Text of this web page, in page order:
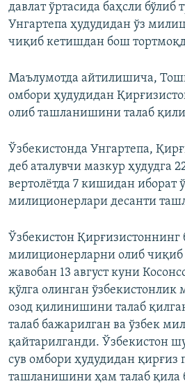
давлат ўртасида баҳсли бўлиб
Унгартепа ҳудудидан ўз
чиқиб кетишдан бош
Маълумотда айтилишича,
омбори ҳудудидан
олиб ташланишини талаб
Ўзбекистонда Унгартепа,
деб аталувчи мазкур ҳудудга
вертолётда 7 кишидан иборат
милиционерлари десанти
Ўзбекистон Қирғизистоннинг
милиционерларни олиб чиқиб
жавобан 13 август куни
қўлга олинган
озод қилинишини талаб
талаб бажарилган ва ўзбек
қайтарилганди. Ўзбекистон
сув омбори ҳудудидан қирғиз
ташланишини ҳам талаб қила